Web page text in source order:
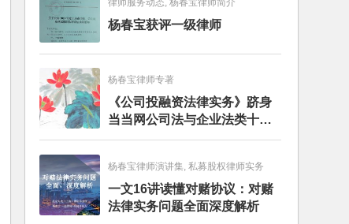
律师服务动态, 杨春宝律师简介
杨春宝获评一级律师
杨春宝律师专著
《公司投融资法律实务》跻身
当当网公司法与企业法类十大
畅销图书榜
杨春宝律师演讲集, 私募股权律师实务
一文16讲读懂对赌协议：对赌
法律实务问题全面深度解析